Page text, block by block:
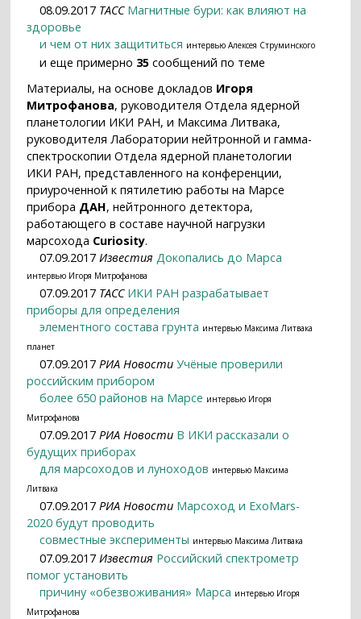
08.09.2017 ТАСС Магнитные бури: как влияют на
здоровье
и чем от них защититься интервью Алексея Струминского
и еще примерно 35 сообщений по теме
Материалы, на основе докладов Игоря
Митрофанова, руководителя Отдела ядерной
планетологии ИКИ РАН, и Максима Литвака,
руководителя Лаборатории нейтронной и гамма-
спектроскопии Отдела ядерной планетологии
ИКИ РАН, представленного на конференции,
приуроченной к пятилетию работы на Марсе
прибора ДАН, нейтронного детектора,
работающего в составе научной нагрузки
марсохода Curiosity.
07.09.2017Известия Докопались до Марса
интервью Игоря Митрофанова
07.09.2017 ТАСС ИКИ РАН разрабатывает
приборы для определения
элементного состава грунта интервью Максима Литвака
планет
07.09.2017РИА Новости Учёные проверили
российским прибором
более 650 районов на Марсе интервью Игоря
Митрофанова
07.09.2017 РИА Новости В ИКИ рассказали о
будущих приборах
для марсоходов и луноходов интервью Максима
Литвака
07.09.2017РИА Новости Марсоход и ExoMars-
2020 будут проводить
совместные эксперименты интервью Максима Литвака
07.09.2017Известия Российский спектрометр
помог установить
причину «обезвоживания» Марса интервью Игоря
Митрофанова